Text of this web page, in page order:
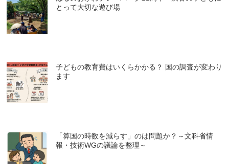
とって大切な遊び場
子どもの教育費はいくらかかる？ 国の調査が変わり
ます
「算国の時数を減らす」のは問題か？～文科省情
報・技術WGの議論を整理～